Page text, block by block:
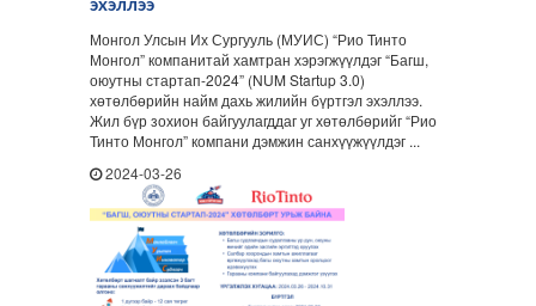
эхэллээ
Монгол Улсын Их Сургууль (МУИС) “Рио Тинто
Монгол” компанитай хамтран хэрэгжүүлдэг “Багш,
оюутны стартап-2024” (NUM Startup 3.0)
хөтөлбөрийн найм дахь жилийн бүртгэл эхэллээ.
Жил бүр зохион байгуулагддаг уг хөтөлбөрийг “Рио
Тинто Монгол” компани дэмжин санхүүжүүлдэг ...
2024-03-26